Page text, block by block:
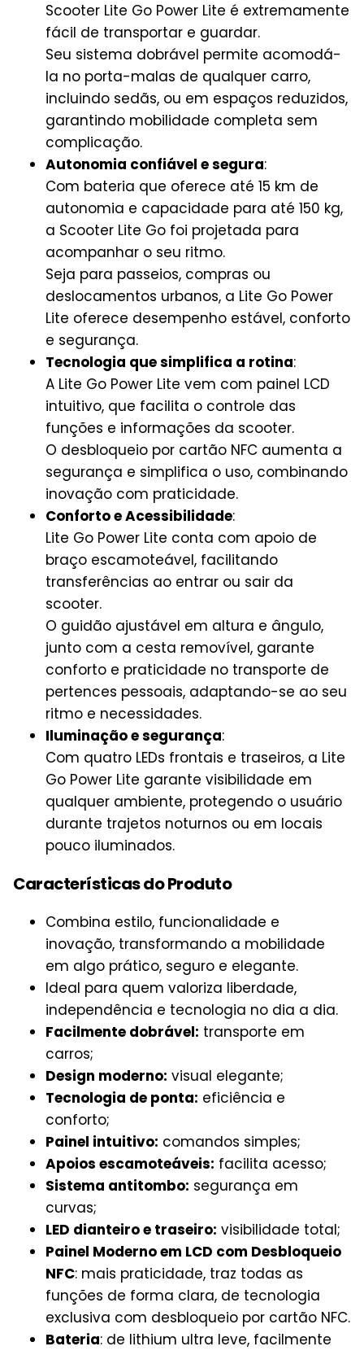
Scooter Lite Go Power Lite é extremamente
fácil de transportar e guardar.
Seu sistema dobrável permite acomodá-
la no porta-malas de qualquer carro,
incluindo sedãs, ou em espaços reduzidos,
garantindo mobilidade completa sem
complicação.
Autonomia confiável e segura:
Com bateria que oferece até 15 km de
autonomia e capacidade para até 150 kg,
a Scooter Lite Go foi projetada para
acompanhar o seu ritmo.
Seja para passeios, compras ou
deslocamentos urbanos, a Lite Go Power
Lite oferece desempenho estável, conforto
e segurança.
Tecnologia que simplifica a rotina:
A Lite Go Power Lite vem com painel LCD
intuitivo, que facilita o controle das
funções e informações da scooter.
O desbloqueio por cartão NFC aumenta a
segurança e simplifica o uso, combinando
inovação com praticidade.
Conforto e Acessibilidade:
Lite Go Power Lite conta com apoio de
braço escamoteável, facilitando
transferências ao entrar ou sair da
scooter.
O guidão ajustável em altura e ângulo,
junto com a cesta removível, garante
conforto e praticidade no transporte de
pertences pessoais, adaptando-se ao seu
ritmo e necessidades.
Iluminação e segurança:
Com quatro LEDs frontais e traseiros, a Lite
Go Power Lite garante visibilidade em
qualquer ambiente, protegendo o usuário
durante trajetos noturnos ou em locais
pouco iluminados.
Características do Produto
Combina estilo, funcionalidade e
inovação, transformando a mobilidade
em algo prático, seguro e elegante.
Ideal para quem valoriza liberdade,
independência e tecnologia no dia a dia.
Facilmente dobrável: transporte em
carros;
Design moderno: visual elegante;
Tecnologia de ponta: eficiência e
conforto;
Painel intuitivo: comandos simples;
Apoios escamoteáveis: facilita acesso;
Sistema antitombo: segurança em
curvas;
LED dianteiro e traseiro: visibilidade total;
Painel Moderno em LCD com Desbloqueio
NFC: mais praticidade, traz todas as
funções de forma clara, de tecnologia
exclusiva com desbloqueio por cartão NFC.
Bateria: de lithium ultra leve, facilmente